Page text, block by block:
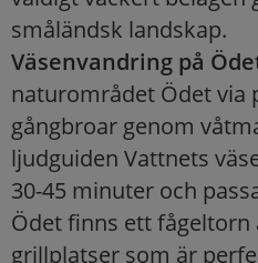
småländsk landskap.
Väsenvandring på
naturområdet Ödet via
gångbroar genom
ljudguiden Vattnets
30-45 minuter och
Ödet finns ett
grillplatser som är